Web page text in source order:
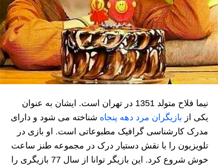
نیما فلاح متولد 1351 در تهران است. ایشان به عنوان
یکی از بازیگران مرد دهه پنجاه شناخته می شود و دارای
مدرک کارشناسی گرافیک مطبوعاتی است. او بازی در
تلویزیون را با نقش دستیار درک در مجموعه طنز ساعت
خوش شروع کرد. این بازیگر توانا از سال 77 بازیگری را